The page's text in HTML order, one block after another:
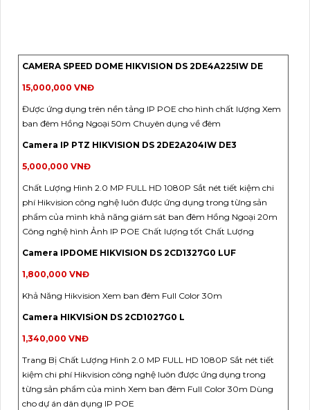
CAMERA SPEED DOME HIKVISION DS 2DE4A225IW DE
15,000,000 VNĐ
Được ứng dụng trên nền tảng IP POE cho hình chất lượng Xem
ban đêm Hồng Ngoại 50m Chuyên dụng về đêm
Camera IP PTZ HIKVISION DS 2DE2A204IW DE3
5,000,000 VNĐ
Chất Lượng Hình 2.0 MP FULL HD 1080P Sắt nét tiết kiệm chi
phí Hikvision công nghệ luôn được ứng dụng trong từng sản
phẩm của mình khả năng giám sát ban đêm Hồng Ngoại 20m
Công nghệ hình Ảnh IP POE Chất lượng tốt Chất Lượng
Camera IPDOME HIKVISION DS 2CD1327G0 LUF
1,800,000 VNĐ
Khả Năng Hikvision Xem ban đêm Full Color 30m
Camera HIKVISiON DS 2CD1027G0 L
1,340,000 VNĐ
Trang Bị Chất Lượng Hình 2.0 MP FULL HD 1080P Sắt nét tiết
kiệm chi phí Hikvision công nghệ luôn được ứng dụng trong
từng sản phẩm của mình Xem ban đêm Full Color 30m Dùng
cho dự án dân dụng IP POE